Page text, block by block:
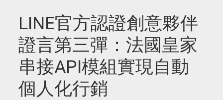
LINE官方認證創意夥伴
證言第三彈：法國皇家
串接API模組實現自動
個人化行銷